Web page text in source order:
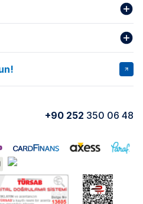
Banka Hesapları
Blog
Nasıl Kiralarım
VİLLA SLAY 1
VİLLA MERT
VILLA ADRIMA 1
VİLLA ZEYTİN DALI
+90 252 350 06 48